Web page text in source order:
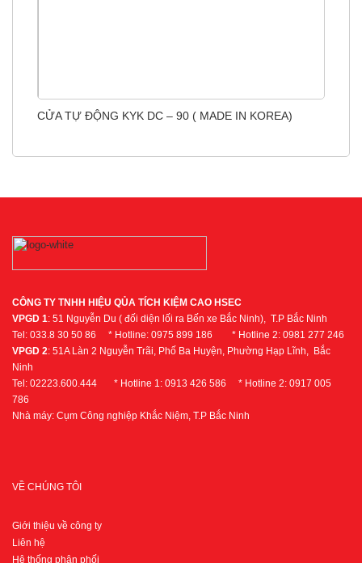
CỬA TỰ ĐỘNG KYK DC – 90 ( MADE IN KOREA)
CÔNG TY TNHH HIỆU QỦA TÍCH KIỆM CAO HSEC
VPGD 1: 51 Nguyễn Du ( đối diện lối ra Bến xe Bắc Ninh), T.P Bắc Ninh
Tel: 033.8 30 50 86 * Hotline: 0975 899 186 * Hotline 2: 0981 277 246
VPGD 2: 51A Làn 2 Nguyễn Trãi, Phố Ba Huyện, Phường Hạp Lĩnh, Bắc
Ninh
Tel: 02223.600.444 * Hotline 1: 0913 426 586 * Hotline 2: 0917 005
786
Nhà máy: Cụm Công nghiệp Khắc Niệm, T.P Bắc Ninh
VỀ CHÚNG TÔI
Giới thiệu về công ty
Liên hệ
Hệ thống phân phối